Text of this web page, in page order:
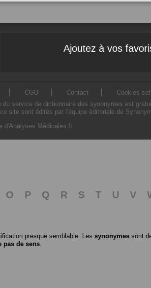
Ajoutez à vos
CGU Contact
Cookies
service de dictionnaire des synonymes est
site sont édités par l’équipe éditoriale de
d'Analyses Médicales.fr
O P Q R S T U V
presque semblable. Les synonymes sont
pas de sens